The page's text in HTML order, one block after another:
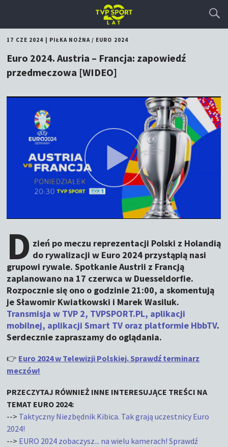
17 CZE 2024 PIŁKA NOŻNA/ EURO 2024
Euro 2024. Austria – Francja: zapowiedź
przedmeczowa [WIDEO]
D zień po meczu reprezentacji Polski z Holandią
do rywalizacji w Euro 2024 przystąpią nasi
grupowi rywale. Spotkanie Austrii z Francją
zaplanowano na 17 czerwca w Duesseldorfie.
Rozpocznie się ono o godzinie 21:00, a skomentują
je Sławomir Kwiatkowski i Marek Wasiluk.
Transmisja w TVP 2, TVPSPORT.PL, aplikacji
mobilnej, aplikacji Smart TV oraz platformie HbbTV.
Serdecznie zapraszamy do oglądania.
👉 Euro 2024 w Telewizji Polskiej. Sprawdź terminarz
meczów!
PRZECZYTAJ RÓWNIEŻ INNE INTERESUJĄCE TREŚCI NA
TEMAT EURO 2024:
--> Taktyczny Niezbędnik Kibica. Tak grają uczestnicy Euro
2024!
--> EURO 2024 zobaczysz... na wielu kamerach! Sprawdź